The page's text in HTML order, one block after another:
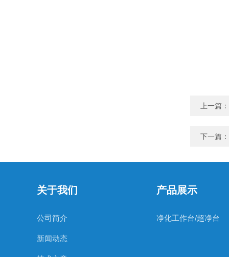
上一篇：
下一篇：
关于我们
公司简介
新闻动态
产品展示
净化工作台/超净台